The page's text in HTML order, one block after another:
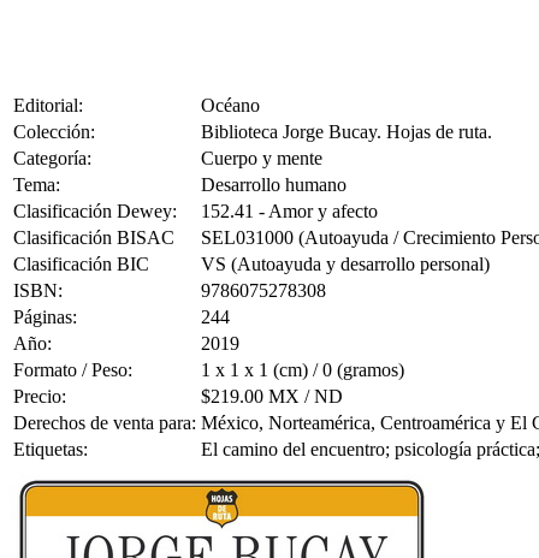
Editorial:
Océano
Colección:
Biblioteca Jorge Bucay. Hojas de ruta.
Categoría:
Cuerpo y mente
Tema:
Desarrollo humano
Clasificación Dewey:
152.41 - Amor y afecto
Clasificación BISAC
SEL031000 (Autoayuda / Crecimiento
Clasificación BIC
VS (Autoayuda y desarrollo personal)
ISBN:
9786075278308
Páginas:
244
Año:
2019
Formato / Peso:
1 x 1 x 1 (cm) / 0 (gramos)
Precio:
$219.00 MX / ND
Derechos de venta para: México, Norteamérica, Centroamérica y El
Etiquetas:
El camino del encuentro; psicología